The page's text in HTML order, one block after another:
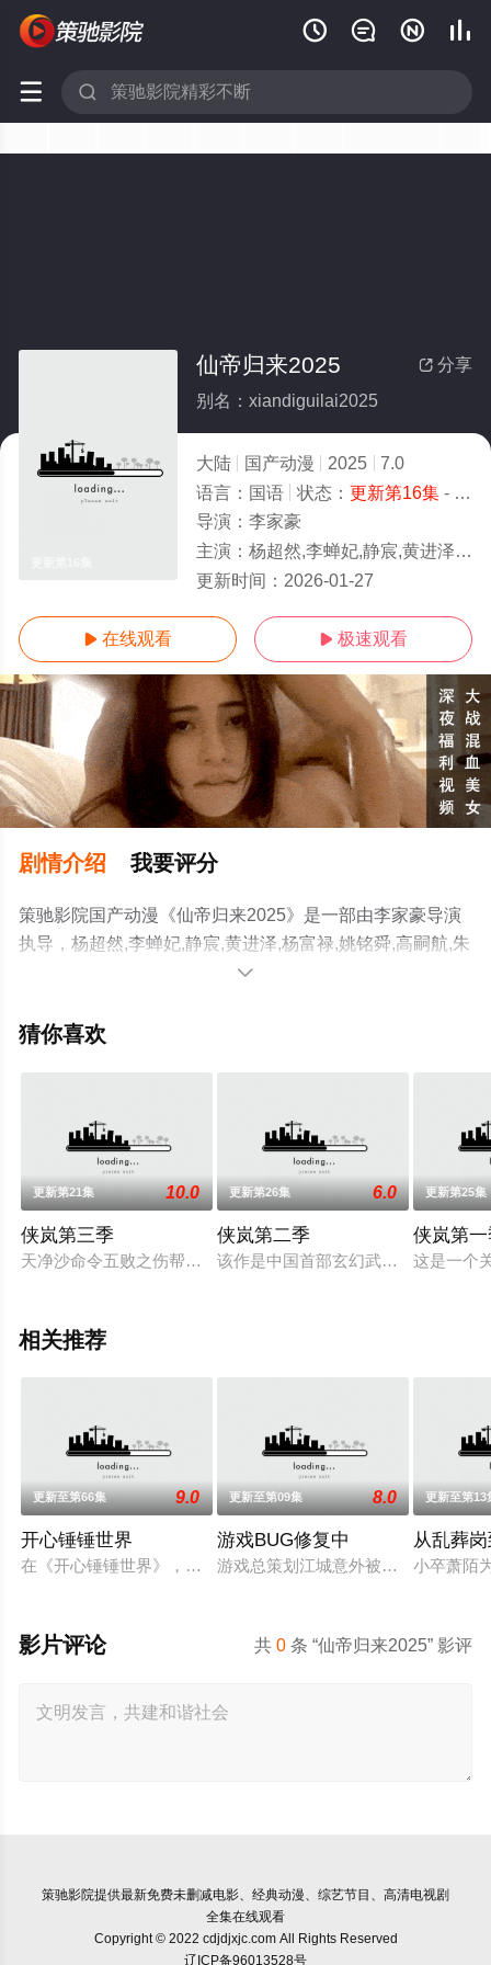
   
 
 分享
仙帝归来2025
别名：xiandiguilai2025
大陆 国产动漫 2025
7.0
语言： 国语 状态： 更新第16集- 免费在线观看
导演： 李家豪
主演： 杨超然,李蝉妃,静宸,黄进泽,杨富禄,姚铭舜,高嗣航,朱泓熹,李星泽,王冰甜,郭若林,陆泊云,桑毓泽,张桐铭,王和奕,王维帅,刘飞,刘英杰
更新时间： 2026-01-27
 在线观看  极速观看
剧情介绍 我要评分
策驰影院国产动漫《仙帝归来2025》是一部由李家豪导演
执导，杨超然,李蝉妃,静宸,黄进泽,杨富禄,姚铭舜,高嗣航,朱
泓熹,李星泽,王冰甜,郭若林,陆泊云,桑毓泽,张桐铭,王和奕,
观看高清无删减完整版动漫全集就上策驰电影网，更多相

猜你喜欢
更新第21集 10.0
侠岚第三季
天净沙命令五败之伤帮他进入了魅谷，在心中解释“与其回到玖
更新第26集 6.0
侠岚第二季
该作是中国首部玄幻武侠动画。在神
更新第25集
侠岚第
这是一个
相关推荐
更新至第66集 9.0
开心锤锤世界
在《开心锤锤世界》，生活着乐观善良的少年锤锤和他性格各
更新至第09集 8.0
游戏BUG修复中
游戏总策划江城意外被卷入自己设计
更新至第13
从乱葬
小卒萧陌
共0 条 “仙帝归来2025” 影评
影片评论
策驰影院提供最新免费未删减电影、经典动漫、综艺节目、高清电视剧
全集在线观看
Copyright © 2022 cdjdjxjc.com All Rights Reserved
辽ICP备96013528号